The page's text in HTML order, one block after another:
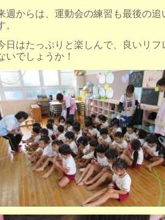
週からは、運動会の練習も最後の
。
日はたっぷりと楽しんで、良いリ
いでしょうか！